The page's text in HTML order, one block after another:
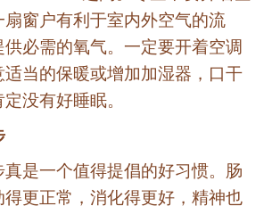
窗户有利于室内外空气的流
必需的氧气。一定要开着空调
适当的保暖或增加加湿器，口干
没有好睡眠。
真是一个值得提倡的好习惯。肠
得更正常，消化得更好，精神也